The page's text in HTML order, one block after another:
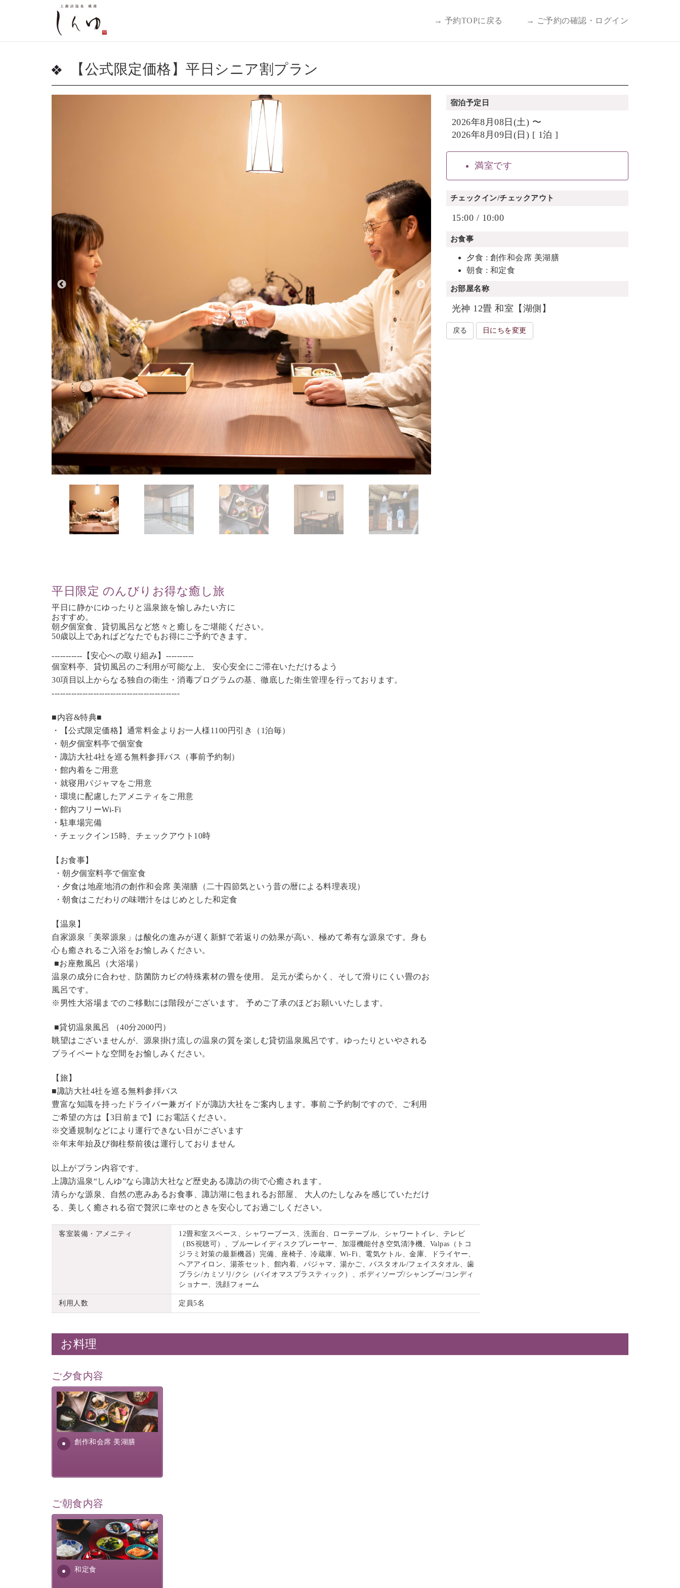
→ 予約TOPに戻る → ご予約の確認・ログイン
【公式限定価格】平日シニア割プラン
平日限定 のんびりお得な癒し旅
平日に静かにゆったりと温泉旅を愉しみたい方に
おすすめ。
朝夕個室食、貸切風呂など悠々と癒しをご堪能ください。
50歳以上であればどなたでもお得にご予約できます。
-----------【安心への取り組み】----------
個室料亭、貸切風呂のご利用が可能な上、 安心安全にご滞在いただけるよう
30項目以上からなる独自の衛生・消毒プログラムの基、徹底した衛生管理を行っております。
----------------------------------------------
■内容&特典■
・【公式限定価格】 通常料金よりお一人様1100円引き（1泊毎）
・朝夕個室料亭で個室食
・諏訪大社4社を巡る無料参拝バス（事前予約制）
・館内着をご用意
・就寝用パジャマをご用意
・環境に配慮したアメニティをご用意
・館内フリーWi-Fi
・駐車場完備
・チェックイン15時、チェックアウト10時
【お食事】
・朝夕個室料亭で個室食
・夕食は地産地消の創作和会席 美湖膳（二十四節気という昔の暦による料理表現）
・朝食はこだわりの味噌汁をはじめとした和定食
【温泉】
自家源泉「美翠源泉」は酸化の進みが遅く新鮮で若返りの効果が高い、極めて希有な源泉です。身も
心も癒されるご入浴をお愉しみください。
■お座敷風呂（大浴場）
温泉の成分に合わせ、防菌防カビの特殊素材の畳を使用。 足元が柔らかく、そして滑りにくい畳のお
風呂です。
※男性大浴場までのご移動には階段がございます。 予めご了承のほどお願いいたします。
■貸切温泉風呂 （40分2000円）
眺望はございませんが、源泉掛け流しの温泉の質を楽しむ貸切温泉風呂です。ゆったりといやされる
プライベートな空間をお愉しみください。
【旅】
■諏訪大社4社を巡る無料参拝バス
豊富な知識を持ったドライバー兼ガイドが諏訪大社をご案内します。 事前ご予約制ですので、ご利用
ご希望の方は【3日前まで】にお電話ください。
※交通規制などにより運行できない日がございます
※年末年始及び御柱祭前後は運行しておりません
以上がプラン内容です。
上諏訪温泉“しんゆ”なら諏訪大社など歴史ある諏訪の街で心癒されます。
清らかな源泉、自然の恵みあるお食事、諏訪湖に包まれるお部屋、 大人のたしなみを感じていただけ
る、美しく癒される宿で贅沢に幸せのときを安心してお過ごしください。
宿泊予定日
2026年8月08日(土) 〜
2026年8月09日(日) [ 1泊 ]
満室です
チェックイン/チェックアウト
15:00 / 10:00
お食事
夕食 : 創作和会席 美湖膳
朝食 : 和定食
お部屋名称
光神 12畳 和室【湖側】
戻る 日にちを変更
客室装備・アメニティ
12畳和室スペース、シャワーブース、洗面台、ローテーブル、シャワートイレ、テレビ
（BS視聴可）、ブルーレイディスクプレーヤー、加湿機能付き空気清浄機、Valpas（トコ
ジラミ対策の最新機器）完備、座椅子、冷蔵庫、Wi-Fi、電気ケトル、金庫、ドライヤー、
ヘアアイロン、湯茶セット、館内着、パジャマ、湯かご、バスタオル/フェイスタオル、歯
ブラシ/カミソリ/クシ（バイオマスプラスティック）、ボディソープ/シャンプー/コンディ
ショナー、洗顔フォーム
利用人数 定員5名
お料理
ご夕食内容
創作和会席 美湖膳
美湖膳とは諏訪の地で特別を
提供する為に料理長・神原 裕
明が考え出した創作和会席で
す。美しい諏訪湖の幸...
ご朝食内容
和定食
さっぱりとした和食膳に使わ
れる食材は、諏訪の名産品を
ふんだんに取り入れ、安心・
安全を心掛けた長野県産...